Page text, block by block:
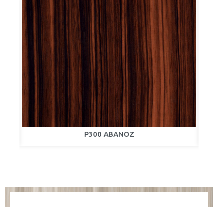
P300 ABANOZ